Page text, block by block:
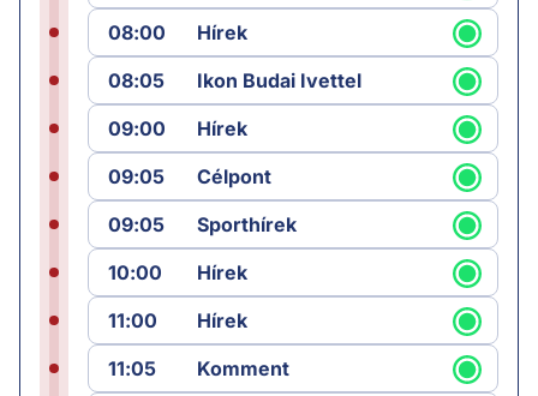
08:00
Hírek
08:05
Ikon Budai Ivettel
09:00
Hírek
09:05
Célpont
09:05
Sporthírek
10:00
Hírek
11:00
Hírek
11:05
Komment